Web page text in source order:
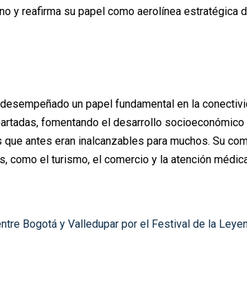
y reafirma su papel como aerolínea
un papel fundamental en la
fomentando el desarrollo
antes eran inalcanzables para muchos. Su
el turismo, el comercio y la atención